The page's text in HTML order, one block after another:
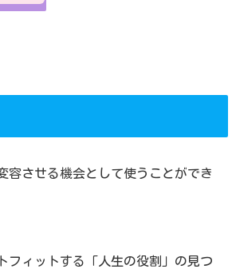
容させる機会として使うことができ
フィットする「人生の役割」の見つ